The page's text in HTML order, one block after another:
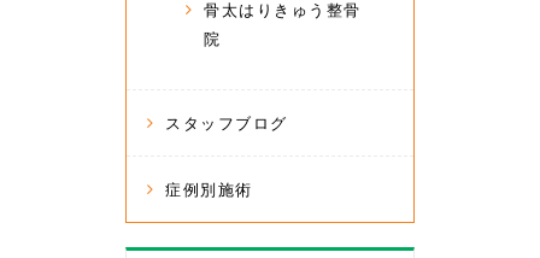
骨太はりきゅう整骨
院
スタッフブログ
症例別施術